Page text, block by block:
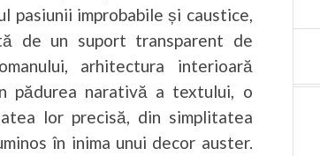
pasiunii improbabile și caustice,
de un suport transparent de
arhitectura interioară
pădurea narativă a textului, o
lor precisă, din simplitatea
în inima unui decor auster.